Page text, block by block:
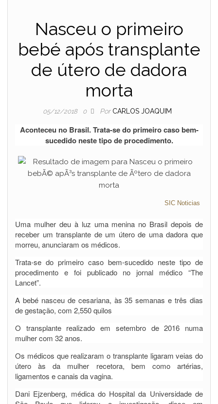
Nasceu o primeiro
bebé após transplante
de útero de dadora
morta
05/12/2018 0 Por CARLOS JOAQUIM
Aconteceu no Brasil. Trata-se do primeiro caso bem-
sucedido neste tipo de procedimento.
SIC Noticias
Uma mulher deu à luz uma menina no Brasil depois de
receber um transplante de um útero de uma dadora que
morreu, anunciaram os médicos.
Trata-se do primeiro caso bem-sucedido neste tipo de
procedimento e foi publicado no jornal médico “The
Lancet”.
A bebé nasceu de cesariana, às 35 semanas e três dias
de gestação, com 2,550 quilos
O transplante realizado em setembro de 2016 numa
mulher com 32 anos.
Os médicos que realizaram o transplante ligaram veias do
útero às da mulher recetora, bem como artérias,
ligamentos e canais da vagina.
Dani Ejzenberg, médica do Hospital da Universidade de